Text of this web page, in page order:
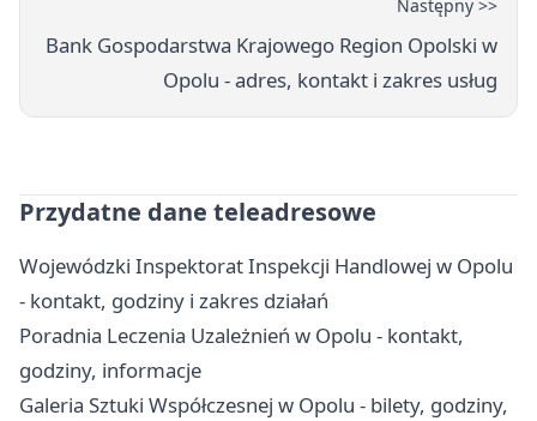
Następny >>
Bank Gospodarstwa Krajowego Region Opolski w
Opolu - adres, kontakt i zakres usług
Przydatne dane teleadresowe
Wojewódzki Inspektorat Inspekcji Handlowej w Opolu
- kontakt, godziny i zakres działań
Poradnia Leczenia Uzależnień w Opolu - kontakt,
godziny, informacje
Galeria Sztuki Współczesnej w Opolu - bilety, godziny,